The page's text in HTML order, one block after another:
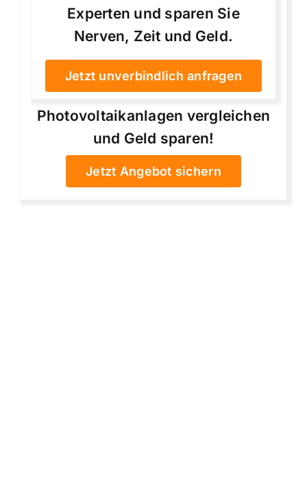
Experten und sparen Sie
Nerven, Zeit und Geld.
Jetzt unverbindlich anfragen
Photovoltaikanlagen vergleichen
und Geld sparen!
Jetzt Angebot sichern